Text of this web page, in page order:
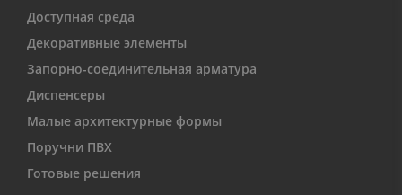
Доступная среда
Декоративные элементы
Запорно-соединительная арматура
Диспенсеры
Малые архитектурные формы
Поручни ПВХ
Готовые решения